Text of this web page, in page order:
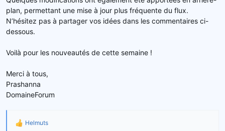
plan, permettant une mise à jour plus fréquente du flux.
N’hésitez pas à partager vos idées dans les commentaires ci-
dessous.
Voilà pour les nouveautés de cette semaine !
Merci à tous,
Prashanna
DomaineForum
R
Helmuts